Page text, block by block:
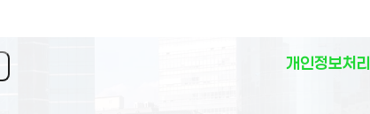
개인정보처